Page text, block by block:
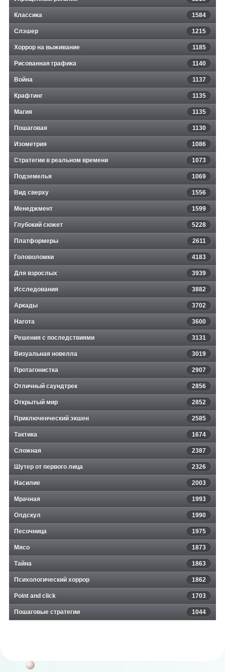
Классика 1584
Слэшер 1215
Хоррор на выживание 1185
Рисованная графика 1140
Война 1137
Крафтинг 1135
Магия 1135
Пошаговая 1130
Изометрия 1086
Стратегии в реальном времени 1073
Подземелья 1069
Вид сверху 1556
Менеджмент 1599
Глубокий сюжет 5228
Платформеры 2611
Головоломки 4183
Для взрослых 3939
Исследования 3882
Аркады 3702
Нагота 3600
Решения с последствиями 3131
Визуальная новелла 3019
Протагонистка 2907
Отличный саундтрек 2856
Открытый мир 2852
Приключенческий экшен 2585
Тактика 1674
Сложная 2387
Шутер от первого лица 2326
Насилие 2003
Мрачная 1993
Олдскул 1990
Песочница 1975
Мясо 1873
Тайна 1863
Психологический хоррор 1862
Point and click 1703
Пошаговые стратегии 1044